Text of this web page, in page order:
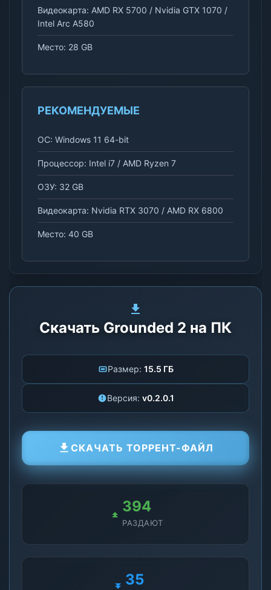
Видеокарта: AMD RX 5700 / Nvidia GTX 1070 /
Intel Arc A580
Место: 28 GB
РЕКОМЕНДУЕМЫЕ
ОС: Windows 11 64-bit
Процессор: Intel i7 / AMD Ryzen 7
ОЗУ: 32 GB
Видеокарта: Nvidia RTX 3070 / AMD RX 6800
Место: 40 GB
Скачать Grounded 2 на ПК
Размер: 15.5 ГБ
Версия: v0.2.0.1
СКАЧАТЬ ТОРРЕНТ-ФАЙЛ
394
РАЗДАЮТ
35